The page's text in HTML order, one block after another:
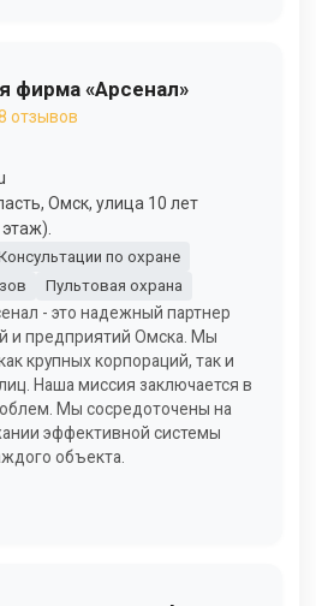
фирма «Арсенал»
отзывов
Омск, улица 10 лет
по охране
Пультовая охрана
- это надежный партнер
и предприятий Омска. Мы
крупных корпораций, так и
Наша миссия заключается в
Мы сосредоточены на
эффективной системы
объекта.